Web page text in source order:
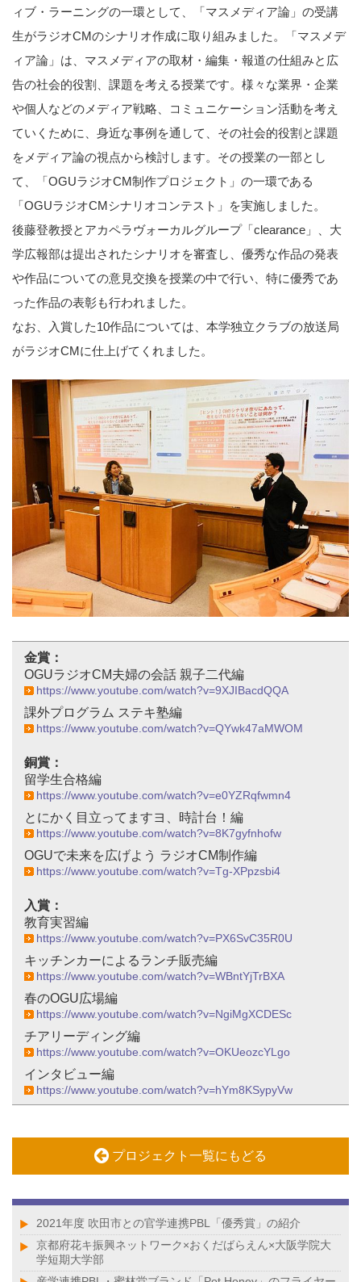
ィブ・ラーニングの一環として、「マスメディア論」の受講
生がラジオCMのシナリオ作成に取り組みました。「マスメデ
ィア論」は、マスメディアの取材・編集・報道の仕組みと広
告の社会的役割、課題を考える授業です。様々な業界・企業
や個人などのメディア戦略、コミュニケーション活動を考え
ていくために、身近な事例を通して、その社会的役割と課題
をメディア論の視点から検討します。その授業の一部とし
て、「OGUラジオCM制作プロジェクト」の一環である
「OGUラジオCMシナリオコンテスト」を実施しました。
後藤登教授とアカペラヴォーカルグループ「clearance」、大
学広報部は提出されたシナリオを審査し、優秀な作品の発表
や作品についての意見交換を授業の中で行い、特に優秀であ
った作品の表彰も行われました。
なお、入賞した10作品については、本学独立クラブの放送局
がラジオCMに仕上げてくれました。
金賞：
OGUラジオCM夫婦の会話 親子二代編
https://www.youtube.com/watch?v=9XJIBacdQQA
課外プログラム ステキ塾編
https://www.youtube.com/watch?v=QYwk47aMWOM
銅賞：
留学生合格編
https://www.youtube.com/watch?v=e0YZRqfwmn4
とにかく目立ってますヨ、時計台！編
https://www.youtube.com/watch?v=8K7gyfnhofw
OGUで未来を広げよう ラジオCM制作編
https://www.youtube.com/watch?v=Tg-XPpzsbi4
入賞：
教育実習編
https://www.youtube.com/watch?v=PX6SvC35R0U
キッチンカーによるランチ販売編
https://www.youtube.com/watch?v=WBntYjTrBXA
春のOGU広場編
https://www.youtube.com/watch?v=NgiMgXCDESc
チアリーディング編
https://www.youtube.com/watch?v=OKUeozcYLgo
インタビュー編
https://www.youtube.com/watch?v=hYm8KSypyVw
プロジェクト一覧にもどる
2021年度 吹田市との官学連携PBL「優秀賞」の紹介
京都府花キ振興ネットワーク×おくだばらえん×大阪学院大
学短期大学部